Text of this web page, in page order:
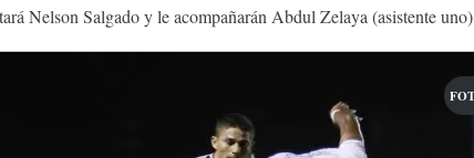
Nelson Salgado y le acompañarán Abdul Zelaya (asistente